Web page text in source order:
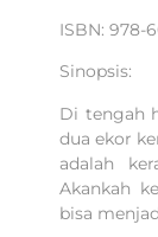
ISBN: 978-
Sinopsis:
Di tengah
dua ekor
adalah
Akankah
bisa